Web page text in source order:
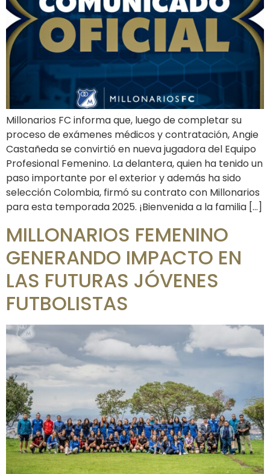
Millonarios FC informa que, luego de completar su
proceso de exámenes médicos y contratación, Angie
Castañeda se convirtió en nueva jugadora del Equipo
Profesional Femenino. La delantera, quien ha tenido un
paso importante por el exterior y además ha sido
selección Colombia, firmó su contrato con Millonarios
para esta temporada 2025. ¡Bienvenida a la familia […]
MILLONARIOS FEMENINO
GENERANDO IMPACTO EN
LAS FUTURAS JÓVENES
FUTBOLISTAS